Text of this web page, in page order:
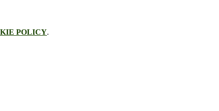
POLICY.